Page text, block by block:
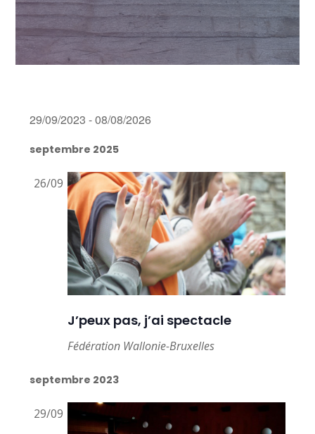
29/09/2023 - 08/08/2026
une
septembre 2025
26/09
J’peux pas, j’ai spectacle
Fédération Wallonie-Bruxelles
septembre 2023
29/09